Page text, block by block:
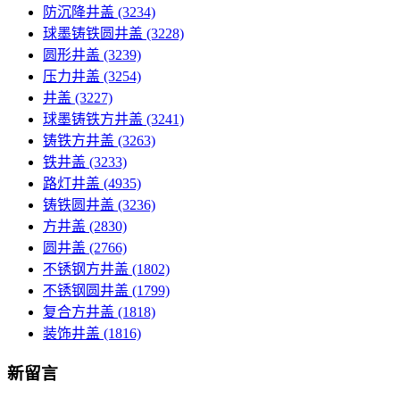
防沉降井盖 (3234)
球墨铸铁圆井盖 (3228)
圆形井盖 (3239)
压力井盖 (3254)
井盖 (3227)
球墨铸铁方井盖 (3241)
铸铁方井盖 (3263)
铁井盖 (3233)
路灯井盖 (4935)
铸铁圆井盖 (3236)
方井盖 (2830)
圆井盖 (2766)
不锈钢方井盖 (1802)
不锈钢圆井盖 (1799)
复合方井盖 (1818)
装饰井盖 (1816)
新留言